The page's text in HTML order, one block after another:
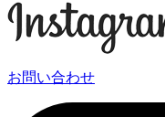
お問い合わせ